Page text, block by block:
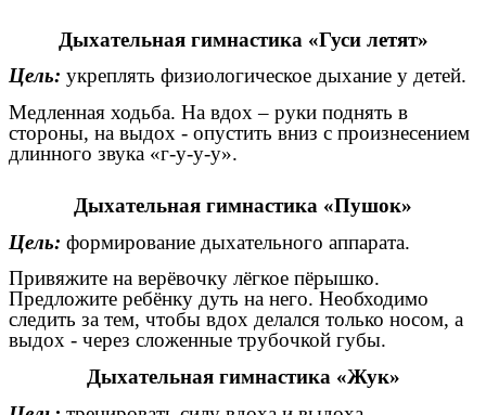
Дыхательная гимнастика «Гуси летят»
Цель: укреплять физиологическое дыхание у детей.
Медленная ходьба. На вдох – руки поднять в
стороны, на выдох - опустить вниз с произнесением
длинного звука «г-у-у-у».
Дыхательная гимнастика «Пушок»
Цель: формирование дыхательного аппарата.
Привяжите на верёвочку лёгкое пёрышко.
Предложите ребёнку дуть на него. Необходимо
следить за тем, чтобы вдох делался только носом, а
выдох - через сложенные трубочкой губы.
Дыхательная гимнастика «Жук»